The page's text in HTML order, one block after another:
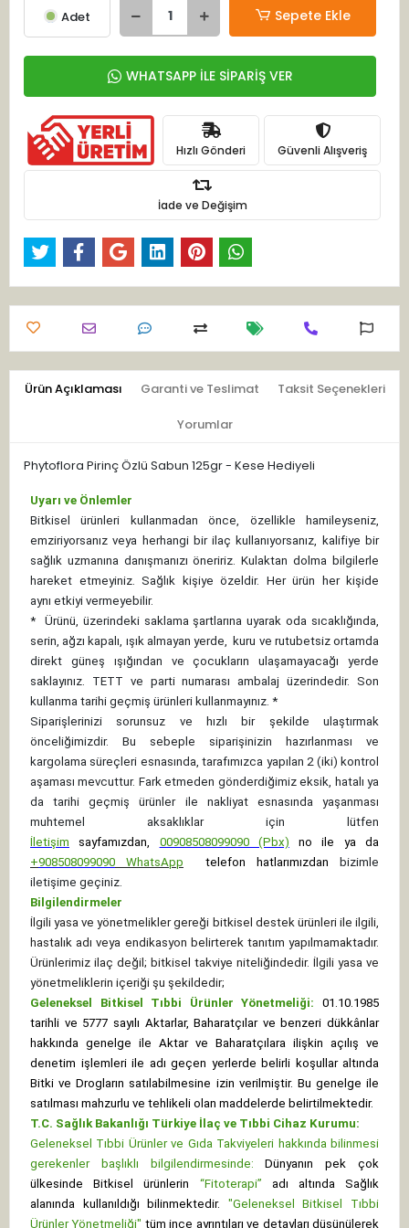
Adet Sepete Ekle
WHATSAPP İLE SİPARİŞ VER
Hızlı Gönderi Güvenli Alışveriş
İade ve Değişim
Ürün Açıklaması Garanti ve Teslimat Taksit Seçenekleri
Yorumlar
Phytoflora Pirinç Özlü Sabun 125gr - Kese Hediyeli
Uyarı ve Önlemler
Bitkisel ürünleri kullanmadan önce, özellikle hamileyseniz,
emziriyorsanız veya herhangi bir ilaç kullanıyorsanız, kalifiye bir
sağlık uzmanına danışmanızı öneririz. Kulaktan dolma bilgilerle
hareket etmeyiniz. Sağlık kişiye özeldir. Her ürün her kişide
aynı etkiyi vermeyebilir.
*
Ürünü, üzerindeki saklama şartlarına uyarak oda sıcaklığında,
serin, ağzı kapalı, ışık almayan yerde, kuru ve rutubetsiz ortamda
direkt güneş ışığından ve çocukların ulaşamayacağı yerde
saklayınız. TETT ve parti numarası ambalaj üzerindedir. Son
kullanma tarihi geçmiş ürünleri kullanmayınız. *
Siparişlerinizi sorunsuz ve hızlı bir şekilde ulaştırmak
önceliğimizdir. Bu sebeple siparişinizin hazırlanması ve
kargolama süreçleri esnasında, tarafımızca yapılan 2 (iki) kontrol
aşaması mevcuttur. Fark etmeden gönderdiğimiz eksik, hatalı ya
da tarihi geçmiş ürünler ile nakliyat esnasında yaşanması
muhtemel aksaklıklar için lütfen
İletişim
sayfamızdan, 00908508099090 (Pbx) no ile ya da
+908508099090 WhatsApp telefon hatlarımızdan bizimle
iletişime geçiniz.
Bilgilendirmeler
İlgili yasa ve yönetmelikler gereği bitkisel destek ürünleri ile ilgili,
hastalık adı veya endikasyon belirterek tanıtım yapılmamaktadır.
Ürünlerimiz ilaç değil; bitkisel takviye niteliğindedir. İlgili yasa ve
yönetmeliklerin içeriği şu şekildedir;
Geleneksel Bitkisel Tıbbi Ürünler Yönetmeliği: 01.10.1985
tarihli ve 5777 sayılı Aktarlar, Baharatçılar ve benzeri dükkânlar
hakkında genelge ile Aktar ve Baharatçılara ilişkin açılış ve
denetim işlemleri ile adı geçen yerlerde belirli koşullar altında
Bitki ve Drogların satılabilmesine izin verilmiştir. Bu genelge ile
satılması mahzurlu ve tehlikeli olan maddelerde belirtilmektedir.
T.C. Sağlık Bakanlığı Türkiye İlaç ve Tıbbi Cihaz Kurumu:
Geleneksel Tıbbi Ürünler ve Gıda Takviyeleri hakkında bilinmesi
gerekenler başlıklı bilgilendirmesinde:
Dünyanın pek çok
ülkesinde Bitkisel ürünlerin “Fitoterapi” adı altında Sağlık
alanında kullanıldığı bilinmektedir. "Geleneksel Bitkisel Tıbbi
Ürünler Yönetmeliği" tüm ince ayrıntıları ve detayları düşünülerek